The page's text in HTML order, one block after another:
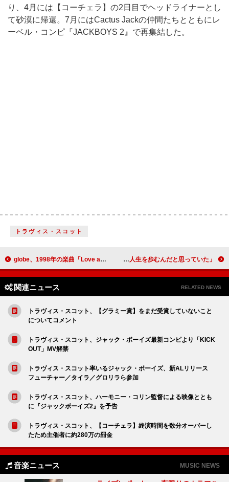
り、4月には【コーチェラ】の2日目でヘッドライナーとし
て砂漠に帰還。7月にはCactus Jackの仲間たちとともにレ
ーベル・コンピ『JACKBOYS 2』で再集結した。
トラヴィス・スコット
globe、1998年の楽曲「Love again」がNetflix恋愛リアリティショー『ラヴ上等』主題歌に決定 アリアナ・グランデ、幼い頃から思い描いてきたブロードウェイ出演への意欲示す「そういう人生を歩むんだと思っていた」
関連ニュース RELATED NEWS
トラヴィス・スコット、【グラミー賞】をまだ受賞していないこと
についてコメント
トラヴィス・スコット、ジャック・ボーイズ最新コンピより「KICK
OUT」MV解禁
トラヴィス・スコット率いるジャック・ボーイズ、新ALリリース
フューチャー／タイラ／グロリラら参加
トラヴィス・スコット、ハーモニー・コリン監督による映像ととも
に『ジャックボーイズ2』を予告
トラヴィス・スコット、【コーチェラ】終演時間を数分オーバーし
たため主催者に約280万の罰金
音楽ニュース MUSIC NEWS